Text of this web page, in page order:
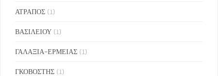
ΑΤΡΑΠΟΣ (1)
ΒΑΣΙΛΕΙΟΥ (1)
ΓΑΛΑΞΙΑ-ΕΡΜΕΙΑΣ (1)
ΓΚΟΒΟΣΤΗΣ (1)